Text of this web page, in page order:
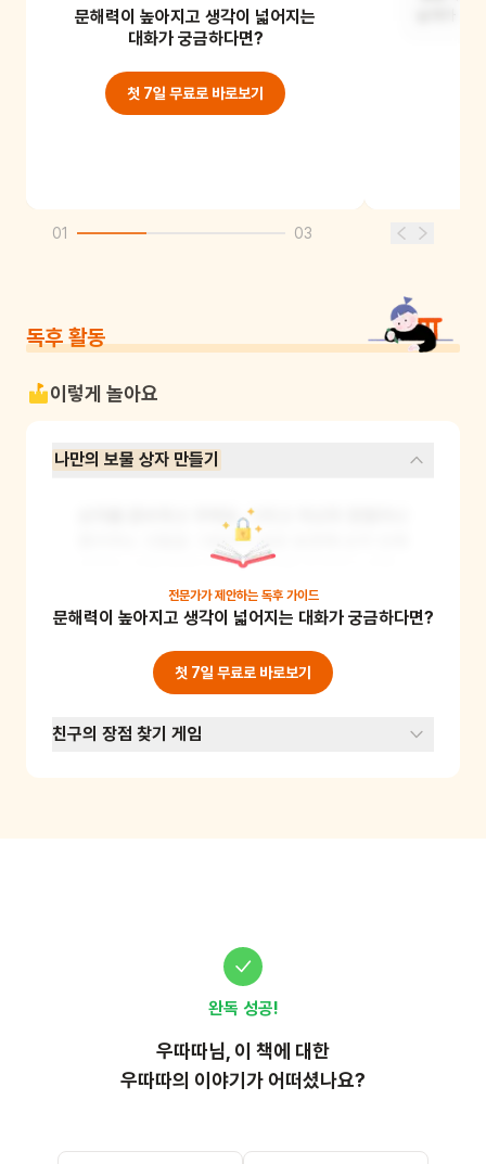
열매처럼 빽빽하게 달린 나무였죠.
문해력이 높아지고 생각이 넓어지는
대화가 궁금하다면?
첫 7일 무료로 바로보기
01 03
독후 활동
이렇게 놀아요
나만의 보물 상자 만들기
상자를 준비하고 꾸며요. 그리고 자신의 장점이나
좋아하는 것들을 그림이나 글로 표현해 상자 안에
넣어요. 이를 통해 자신의 가치를 인식하고 자존
감을 높일 수 있어요. 준비물: 상자, 꾸미기 재료,
종이, 색연필
전문가가 제안하는 독후 가이드
문해력이 높아지고 생각이 넓어지는 대화가 궁금하다면?
첫 7일 무료로 바로보기
친구의 장점 찾기 게임
완독 성공!
우따따님, 이 책에 대한
우따따의 이야기가 어떠셨나요?